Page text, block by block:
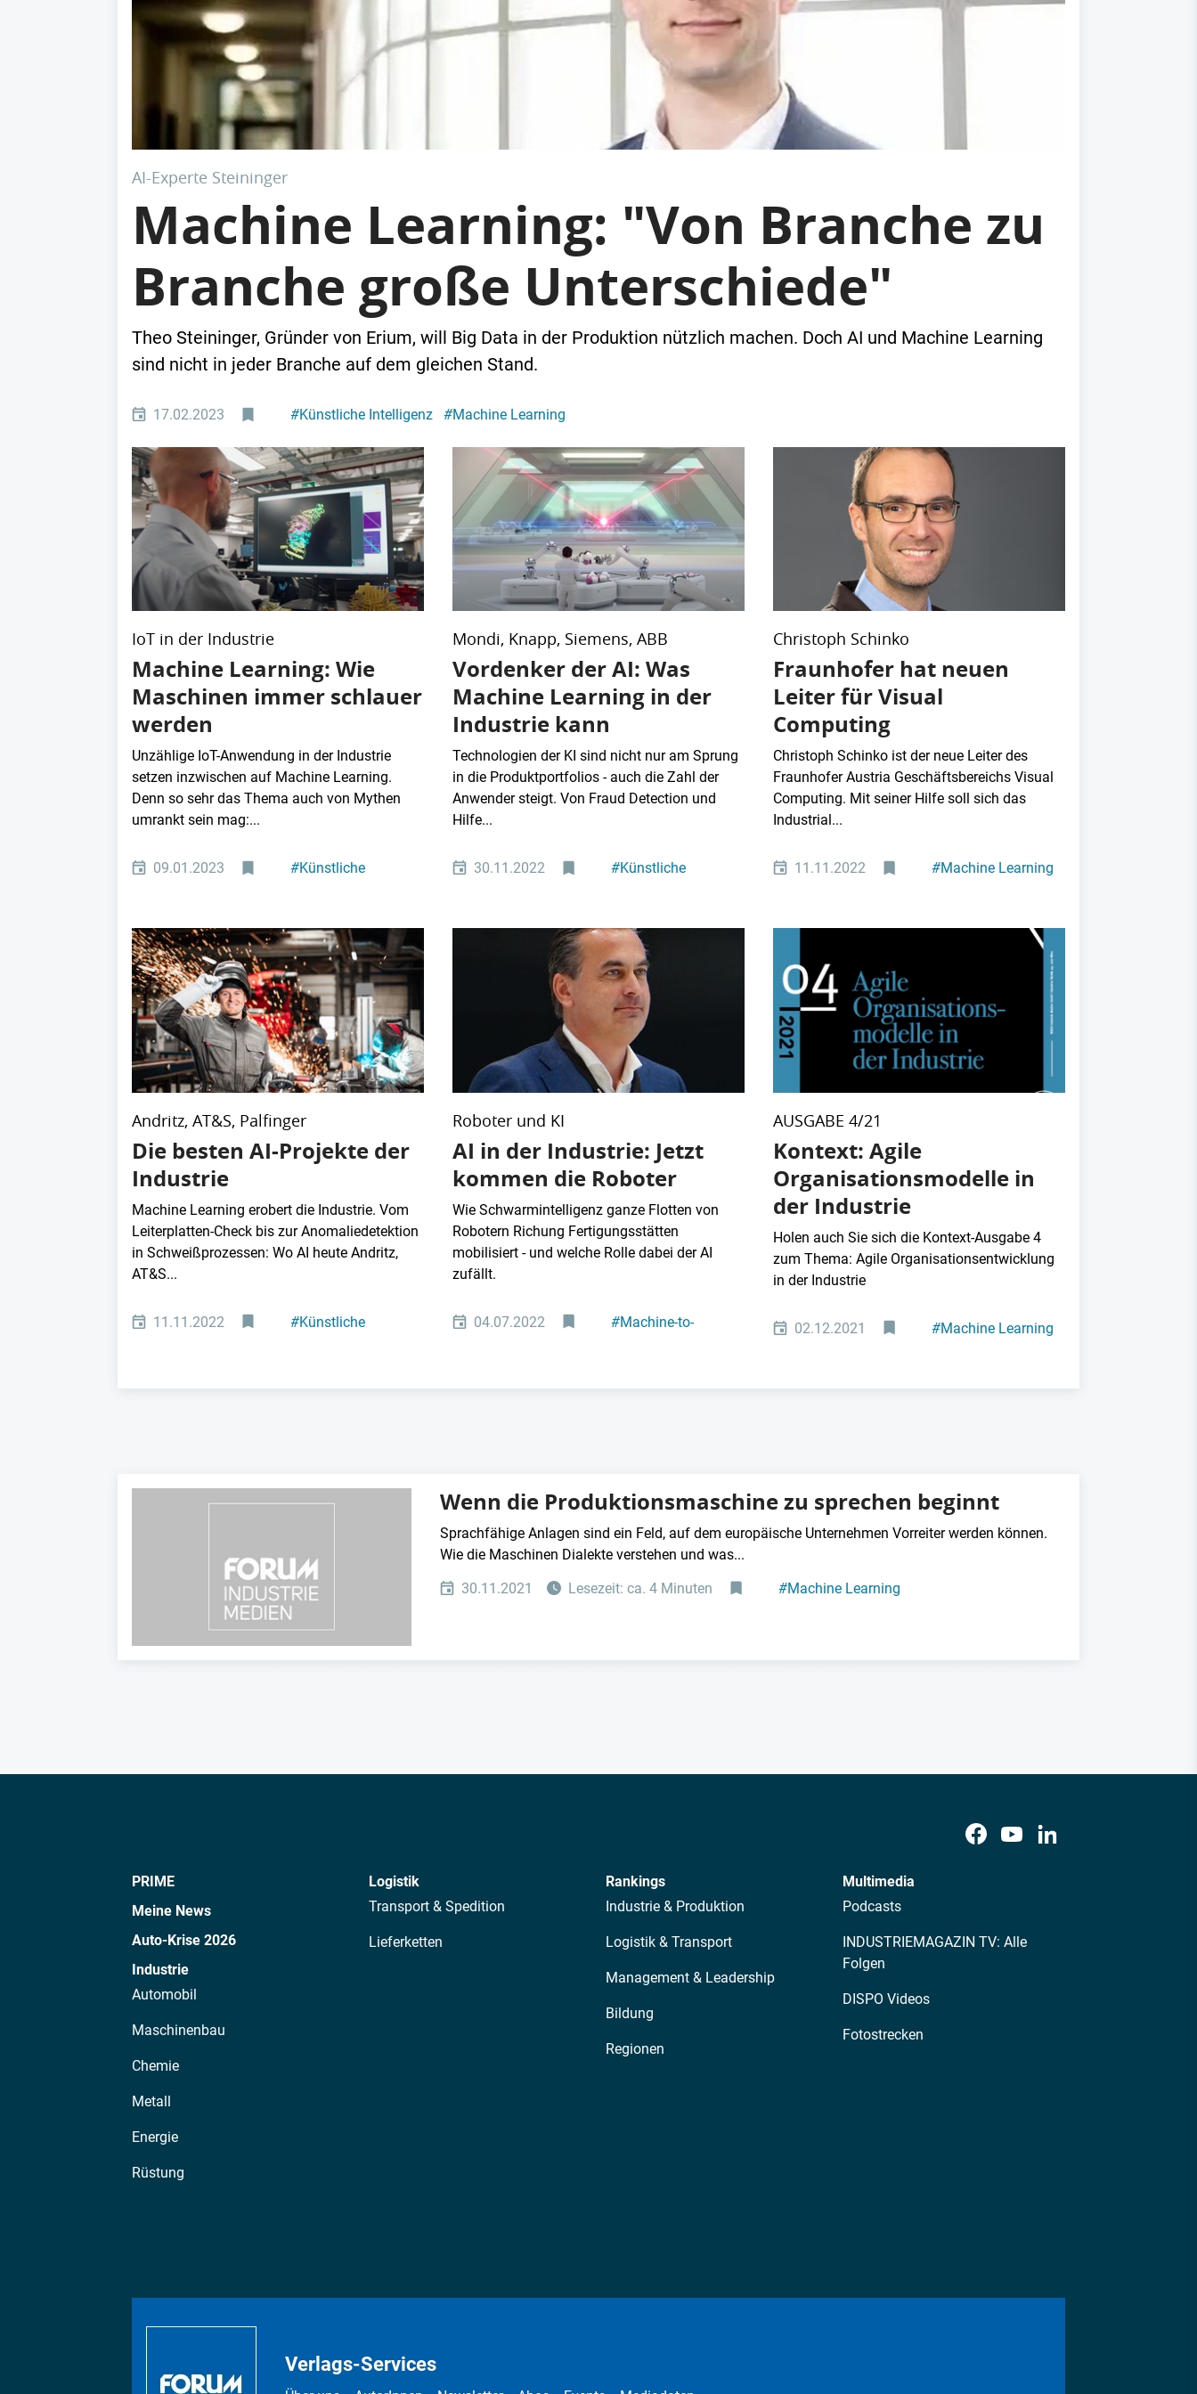
AI-Experte Steininger
Machine Learning: "Von Branche zu
Branche große Unterschiede"
Theo Steininger, Gründer von Erium, will Big Data in der Produktion nützlich machen. Doch AI und Machine Learning
sind nicht in jeder Branche auf dem gleichen Stand.
17.02.2023 #Künstliche Intelligenz #Machine Learning
IoT in der Industrie
Machine Learning: Wie
Maschinen immer schlauer
werden
Unzählige IoT-Anwendung in der Industrie
setzen inzwischen auf Machine Learning.
Denn so sehr das Thema auch von Mythen
umrankt sein mag:...
09.01.2023 #Künstliche
Mondi, Knapp, Siemens, ABB
Vordenker der AI: Was
Machine Learning in der
Industrie kann
Technologien der KI sind nicht nur am Sprung
in die Produktportfolios - auch die Zahl der
Anwender steigt. Von Fraud Detection und
Hilfe...
30.11.2022 #Künstliche
Christoph Schinko
Fraunhofer hat neuen
Leiter für Visual
Computing
Christoph Schinko ist der neue Leiter des
Fraunhofer Austria Geschäftsbereichs Visual
Computing. Mit seiner Hilfe soll sich das
Industrial...
11.11.2022 #Machine Learning
Andritz, AT&S, Palfinger
Die besten AI-Projekte der
Industrie
Machine Learning erobert die Industrie. Vom
Leiterplatten-Check bis zur Anomaliedetektion
in Schweißprozessen: Wo AI heute Andritz,
AT&S...
11.11.2022 #Künstliche
Roboter und KI
AI in der Industrie: Jetzt
kommen die Roboter
Wie Schwarmintelligenz ganze Flotten von
Robotern Richung Fertigungsstätten
mobilisiert - und welche Rolle dabei der AI
zufällt.
04.07.2022 #Machine-to-
AUSGABE 4/21
Kontext: Agile
Organisationsmodelle in
der Industrie
Holen auch Sie sich die Kontext-Ausgabe 4
zum Thema: Agile Organisationsentwicklung
in der Industrie
02.12.2021 #Machine Learning
Wenn die Produktionsmaschine zu sprechen beginnt
Sprachfähige Anlagen sind ein Feld, auf dem europäische Unternehmen Vorreiter werden können.
Wie die Maschinen Dialekte verstehen und was...
30.11.2021
Lesezeit: ca. 4 Minuten #Machine Learning
PRIME
Meine News
Auto-Krise 2026
Industrie
Automobil
Maschinenbau
Chemie
Metall
Energie
Rüstung
Logistik
Transport & Spedition
Lieferketten
Rankings
Industrie & Produktion
Logistik & Transport
Management & Leadership
Bildung
Regionen
Multimedia
Podcasts
INDUSTRIEMAGAZIN TV: Alle
Folgen
DISPO Videos
Fotostrecken
Verlags-Services